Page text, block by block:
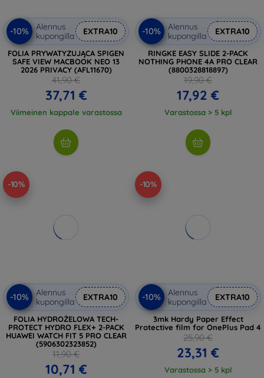
-10%
Alennus
kupongilla
EXTRA10
FOLIA PRYWATYZUJĄCA SPIGEN
SAFE VIEW MACBOOK NEO 13
2026 PRIVACY (AFL11670)
41,90 €
37,71 €
Viimeinen kappale varastossa
-10%
Alennus
kupongilla
EXTRA10
RINGKE EASY SLIDE 2-PACK
NOTHING PHONE 4A PRO CLEAR
(8800328818897)
19,90 €
17,92 €
Varastossa > 5 kpl
-10%
-10%
Alennus
kupongilla
EXTRA10
FOLIA HYDROŻELOWA TECH-
PROTECT HYDRO FLEX+ 2-PACK
HUAWEI WATCH FIT 5 PRO CLEAR
(5906302323852)
11,90 €
10,71 €
-10%
-10%
Alennus
kupongilla
EXTRA10
3mk Hardy Paper Effect
Protective film for OnePlus Pad 4
25,90 €
23,31 €
Varastossa > 5 kpl